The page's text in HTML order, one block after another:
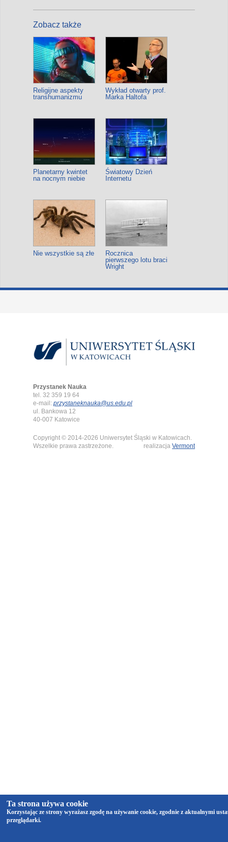
Zobacz także
Religijne aspekty
transhumanizmu
Wykład otwarty prof.
Marka Haltofa
Planetarny kwintet
na nocnym niebie
Światowy Dzień
Internetu
Nie wszystkie są złe
Rocznica
pierwszego lotu braci
Wright
Przystanek Nauka
tel. 32 359 19 64
e-mail: przystaneknauka@us.edu.pl
ul. Bankowa 12
40-007 Katowice
Copyright © 2014-2026 Uniwersytet Śląski w Katowicach.
Wszelkie prawa zastrzeżone.
realizacja Vermont
Ta strona używa cookie
Korzystając ze strony wyrażasz zgodę na używanie cookie, zgodnie z aktualnymi
przeglądarki.